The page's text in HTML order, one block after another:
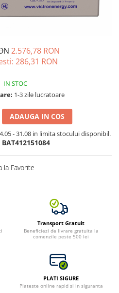
2.576,78 RON
286,31 RON
IN STOC
1-3 zile lucratoare
ADAUGA IN COS
- 31.08 in limita stocului disponibil.
BAT412151084
la Favorite
Transport Gratuit
Beneficiezi de livrare gratuita la
comenzile peste 500 lei
PLATI SIGURE
Plateste online rapid si in siguranta